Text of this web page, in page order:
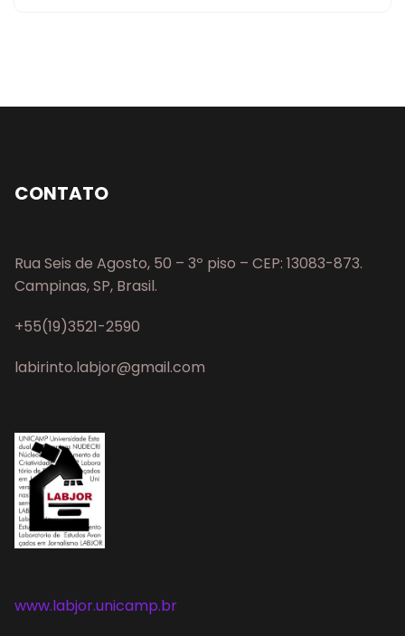
CONTATO
Rua Seis de Agosto, 50 – 3º piso – CEP: 13083-873.
Campinas, SP, Brasil.
+55(19)3521-2590
labirinto.labjor@gmail.com
www.labjor.unicamp.br